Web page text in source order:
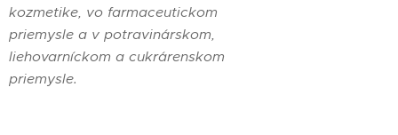
kozmetike, vo farmaceutickom
priemysle a v potravinárskom,
liehovarníckom a cukrárenskom
priemysle.